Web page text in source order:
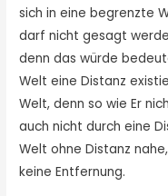
sich in eine begrenzte
darf nicht gesagt
denn das würde
Welt eine Distanz
Welt, denn so wie Er
auch nicht durch eine
Welt ohne Distanz
keine Entfernung.